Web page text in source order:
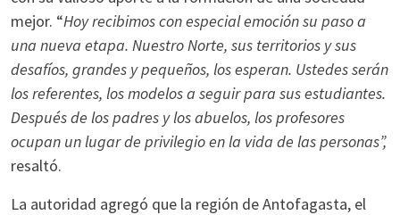
mejor. “Hoy recibimos con especial emoción su paso a
una nueva etapa. Nuestro Norte, sus territorios y sus
desafíos, grandes y pequeños, los esperan. Ustedes serán
los referentes, los modelos a seguir para sus estudiantes.
Después de los padres y los abuelos, los profesores
ocupan un lugar de privilegio en la vida de las personas”,
resaltó.
La autoridad agregó que la región de Antofagasta, el